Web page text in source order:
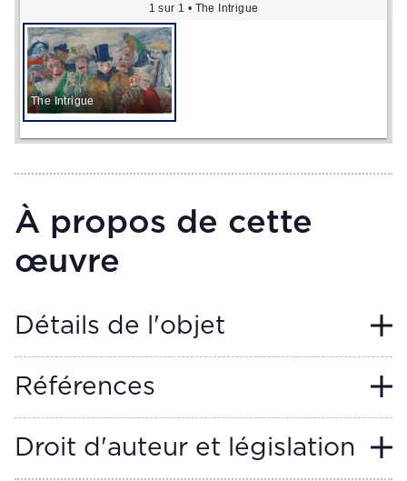
1 sur 1 • The Intrigue
The Intrigue
À propos de cette
œuvre
Détails de l'objet
Références
Droit d'auteur et législation